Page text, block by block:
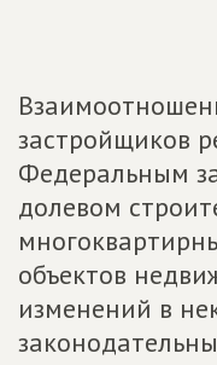
застройщиков
Федеральным
долевом
объектов
изменений в